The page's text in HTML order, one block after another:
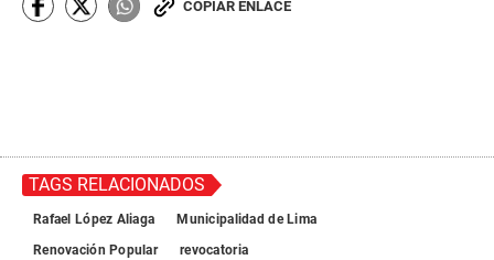
COPIAR ENLACE
TAGS RELACIONADOS
Rafael López Aliaga
Municipalidad de Lima
Renovación Popular
revocatoria